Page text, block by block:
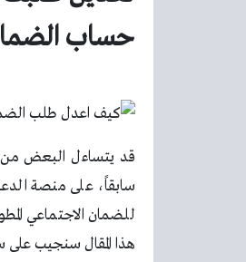
حساب
قد يتساءل البعض من
سابقاً، على منصة
للضمان الاجتماعي
هذا المقال سنجيب